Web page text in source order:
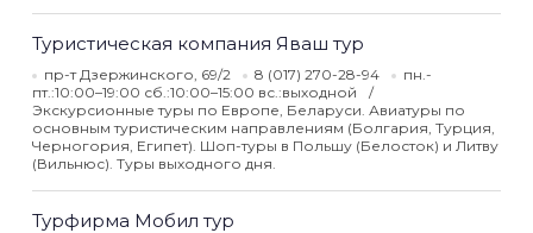
Туристическая компания Яваш тур
пр-т Дзержинского, 69/2 8 (017) 270-28-94
пн.-
пт.:10:00–19:00 сб.:10:00–15:00 вс.:выходной
Экскурсионные туры по Европе, Беларуси. Авиатуры по
основным туристическим направлениям (Болгария, Турция,
Черногория, Египет). Шоп-туры в Польшу (Белосток) и Литву
(Вильнюс). Туры выходного дня.
Турфирма Мобил тур